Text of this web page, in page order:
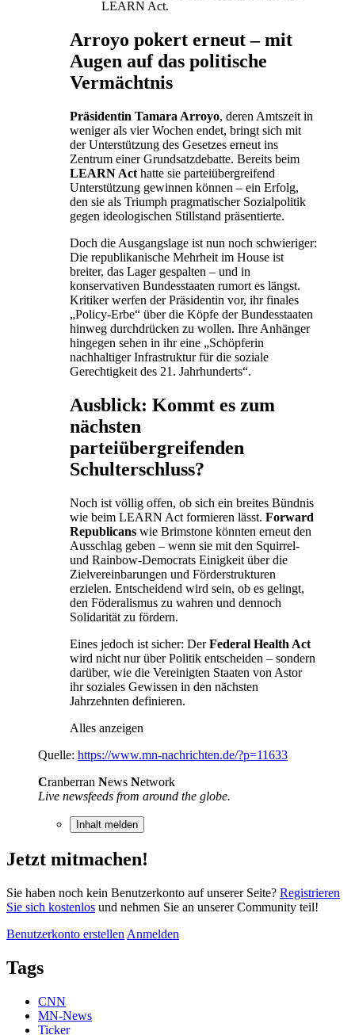
LEARN Act.
Arroyo pokert erneut – mit
Augen auf das politische
Vermächtnis
Präsidentin Tamara Arroyo, deren Amtszeit in
weniger als vier Wochen endet, bringt sich mit
der Unterstützung des Gesetzes erneut ins
Zentrum einer Grundsatzdebatte. Bereits beim
LEARN Act hatte sie parteiübergreifend
Unterstützung gewinnen können – ein Erfolg,
den sie als Triumph pragmatischer Sozialpolitik
gegen ideologischen Stillstand präsentierte.
Doch die Ausgangslage ist nun noch schwieriger:
Die republikanische Mehrheit im House ist
breiter, das Lager gespalten – und in
konservativen Bundesstaaten rumort es längst.
Kritiker werfen der Präsidentin vor, ihr finales
„Policy-Erbe“ über die Köpfe der Bundesstaaten
hinweg durchdrücken zu wollen. Ihre Anhänger
hingegen sehen in ihr eine „Schöpferin
nachhaltiger Infrastruktur für die soziale
Gerechtigkeit des 21. Jahrhunderts“.
Ausblick: Kommt es zum
nächsten
parteiübergreifenden
Schulterschluss?
Noch ist völlig offen, ob sich ein breites Bündnis
wie beim LEARN Act formieren lässt. Forward
Republicans wie Brimstone könnten erneut den
Ausschlag geben – wenn sie mit den Squirrel-
und Rainbow-Democrats Einigkeit über die
Zielvereinbarungen und Förderstrukturen
erzielen. Entscheidend wird sein, ob es gelingt,
den Föderalismus zu wahren und dennoch
Solidarität zu fördern.
Eines jedoch ist sicher: DerFederal Health Act
wird nicht nur über Politik entscheiden – sondern
darüber, wie die Vereinigten Staaten von Astor
ihr soziales Gewissen in den nächsten
Jahrzehnten definieren.
Alles anzeigen
Quelle: https://www.mn-nachrichten.de/?p=11633
Cranberran News Network
Live newsfeeds from around the globe.
Inhalt melden
Jetzt mitmachen!
Sie haben noch kein Benutzerkonto auf unserer Seite? Registrieren
Sie sich kostenlos und nehmen Sie an unserer Community teil!
Benutzerkonto erstellen Anmelden
Tags
CNN
MN-News
Ticker